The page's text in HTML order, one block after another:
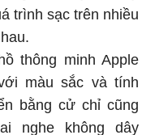
trình sạc trên nhiều
thông minh Apple
màu sắc và tính
bằng cử chỉ cũng
nghe không dây